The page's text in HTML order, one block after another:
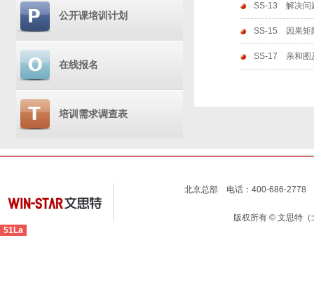
公开课培训计划
在线报名
培训需求调查表
SS-13 解决问
方法
SS-15 因果矩
SS-17 亲和图
北京总部 电话：400-686-2778
版权所有 © 文思特
51La